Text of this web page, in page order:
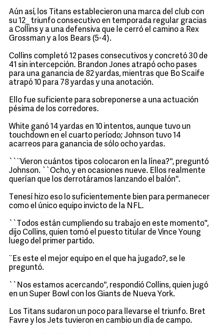
Aún así, los Titans establecieron una marca del club con
su 12_ triunfo consecutivo en temporada regular gracias
a Collins y a una defensiva que le cerró el camino a Rex
Grossman y a los Bears (5-4).
Collins completó 12 pases consecutivos y concretó 30 de
41 sin intercepción. Brandon Jones atrapó ocho pases
para una ganancia de 82 yardas, mientras que Bo Scaife
atrapó 10 para 78 yardas y una anotación.
Ello fue suficiente para sobreponerse a una actuación
pésima de los corredores.
White ganó 14 yardas en 10 intentos, aunque tuvo un
touchdown en el cuarto período; Johnson tuvo 14
acarreos para ganancia de sólo ocho yardas.
``¨Vieron cuántos tipos colocaron en la línea?'', preguntó
Johnson. ``Ocho, y en ocasiones nueve. Ellos realmente
querían que los derrotáramos lanzando el balón''.
Tenesí hizo eso lo suficientemente bien para permanecer
como el único equipo invicto de la NFL.
``Todos están cumpliendo su trabajo en este momento'',
dijo Collins, quien tomó el puesto titular de Vince Young
luego del primer partido.
¨Es este el mejor equipo en el que ha jugado?, se le
preguntó.
``Nos estamos acercando'', respondió Collins, quien jugó
en un Super Bowl con los Giants de Nueva York.
Los Titans sudaron un poco para llevarse el triunfo. Bret
Favre y los Jets tuvieron en cambio un día de campo.